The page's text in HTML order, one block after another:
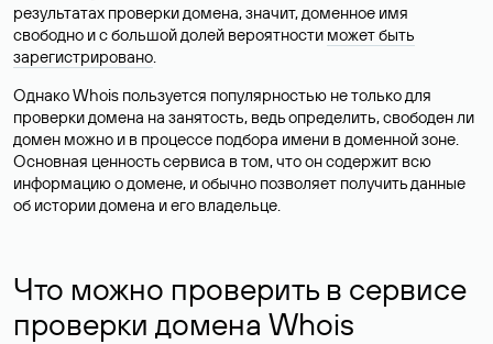
результатах проверки домена, значит, доменное имя
свободно и с большой долей вероятности может быть
зарегистрировано.
Однако Whois пользуется популярностью не только для
проверки домена на занятость, ведь определить, свободен ли
домен можно и в процессе подбора имени в доменной зоне.
Основная ценность сервиса в том, что он содержит всю
информацию о домене, и обычно позволяет получить данные
об истории домена и его владельце.
Что можно проверить в сервисе
проверки домена Whois